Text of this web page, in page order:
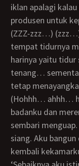
iklan apalagi
produsen untuk
(ZZZ-zzz…) (zzz…) Marcy sudah tertidur pulas diatas
tempat tidurnya
harinya yaitu tidur
tenang…
tetap
(Hohhh… ahhh… hmmm…!) aku menggeliatkan
badanku dan
sembari
siang. Aku
kembali